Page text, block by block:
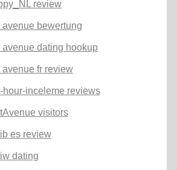
review
avenue bewertung
avenue dating hookup
avenue fr review
hour-inceleme reviews
visitors
es review
dating